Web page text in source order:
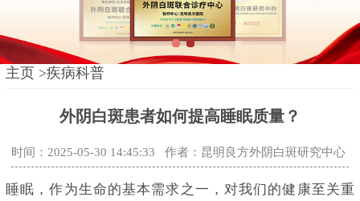
主页 >疾病科普
外阴白斑患者如何提高睡眠质量？
时间：2025-05-30 14:45:33 作者：昆明良方外阴白斑研究中心
睡眠，作为生命的基本需求之一，对我们的健康至关重